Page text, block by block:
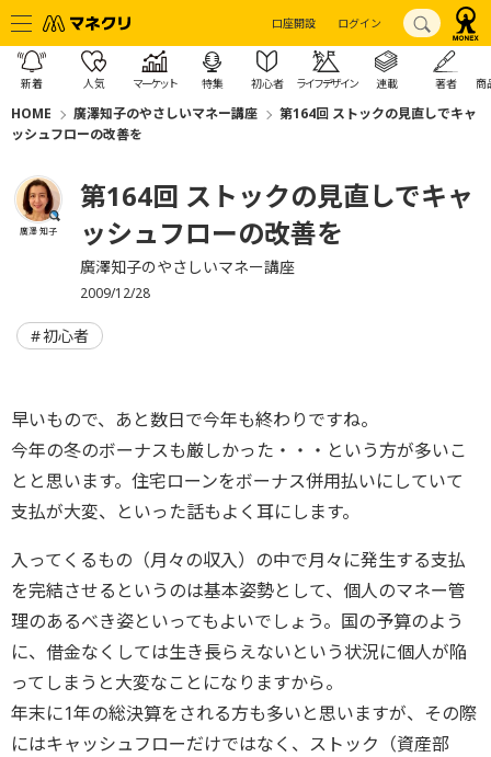
口座開設 ログイン
新着 人気 マーケット 特集 初心者 ライフデザイン 連載 著者 商
HOME 廣澤知子のやさしいマネー講座
第164回 ストックの見直しでキャ
ッシュフローの改善を
廣澤 知子
第164回 ストックの見直しでキャ
ッシュフローの改善を
廣澤知子のやさしいマネー講座
2009/12/28
初心者
早いもので、あと数日で今年も終わりですね。
今年の冬のボーナスも厳しかった・・・という方が多いこ
とと思います。住宅ローンをボーナス併用払いにしていて
支払が大変、といった話もよく耳にします。
入ってくるもの（月々の収入）の中で月々に発生する支払
を完結させるというのは基本姿勢として、個人のマネー管
理のあるべき姿といってもよいでしょう。国の予算のよう
に、借金なくしては生き長らえないという状況に個人が陥
ってしまうと大変なことになりますから。
年末に1年の総決算をされる方も多いと思いますが、その際
にはキャッシュフローだけではなく、ストック（資産部